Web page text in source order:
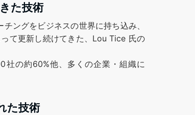
た技術
ングをビジネスの世界に持ち込み、
て更新し続けてきた、Lou Tice 氏の
の約60%他、多くの企業・組織に
た技術